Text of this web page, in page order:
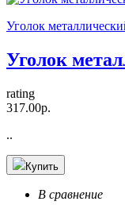
Уголок
Уголок
rating
317.00р.
..
Купить
В сравнение